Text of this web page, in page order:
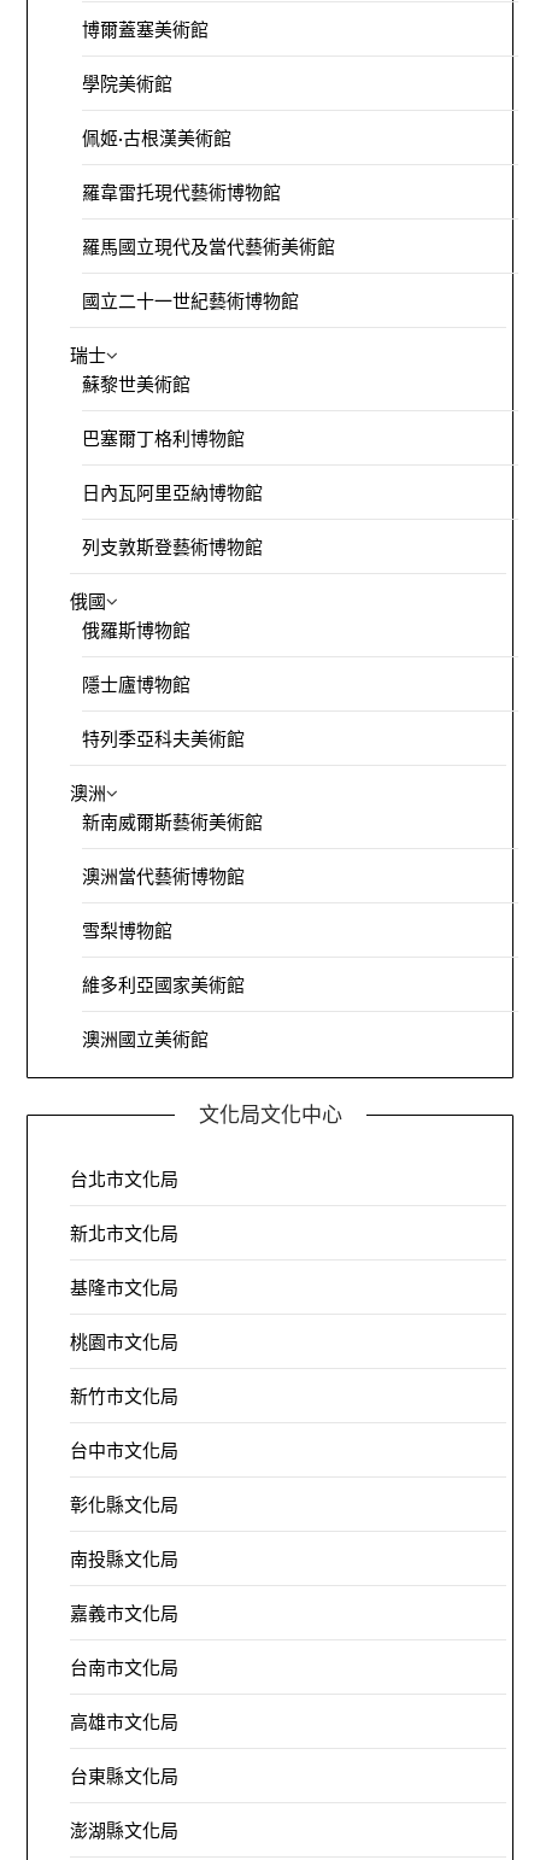
博爾蓋塞美術館
學院美術館
佩姬·古根漢美術館
羅韋雷托現代藝術博物館
羅馬國立現代及當代藝術美術館
國立二十一世紀藝術博物館
瑞士
蘇黎世美術館
巴塞爾丁格利博物館
日內瓦阿里亞納博物館
列支敦斯登藝術博物館
俄國
俄羅斯博物館
隱士廬博物館
特列季亞科夫美術館
澳洲
新南威爾斯藝術美術館
澳洲當代藝術博物館
雪梨博物館
維多利亞國家美術館
澳洲國立美術館
文化局文化中心
台北市文化局
新北市文化局
基隆市文化局
桃園市文化局
新竹市文化局
台中市文化局
彰化縣文化局
南投縣文化局
嘉義市文化局
台南市文化局
高雄市文化局
台東縣文化局
澎湖縣文化局